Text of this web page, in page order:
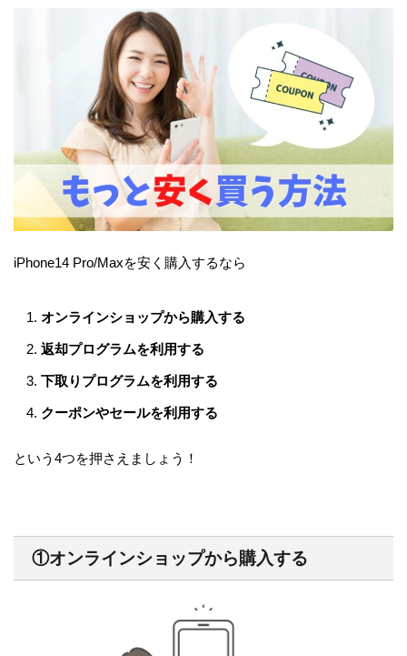
iPhone14 Pro/Maxを安く購入するなら
オンラインショップから購入する
返却プログラムを利用する
下取りプログラムを利用する
クーポンやセールを利用する
という4つを押さえましょう！
①オンラインショップから購入する